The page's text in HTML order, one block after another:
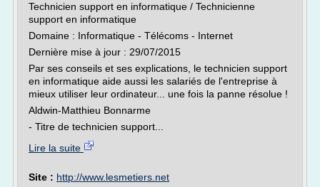
Technicien support en informatique / Technicienne
support en informatique
Domaine : Informatique - Télécoms - Internet
Dernière mise à jour : 29/07/2015
Par ses conseils et ses explications, le technicien support
en informatique aide aussi les salariés de l'entreprise à
mieux utiliser leur ordinateur... une fois la panne résolue !
Aldwin-Matthieu Bonnarme
- Titre de technicien support...
Lire la suite
Site : http://www.lesmetiers.net